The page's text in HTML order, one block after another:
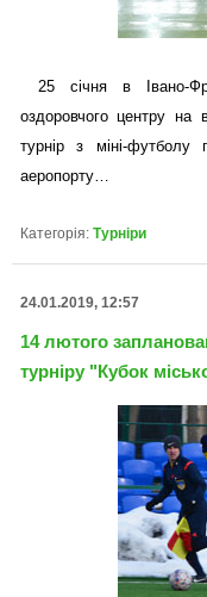
25 січня в Івано-
оздоровчого центру на
турнір з міні-футболу
аеропорту…
Категорія: Турніри
24.01.2019, 12:57
14 лютого
турніру "Кубок